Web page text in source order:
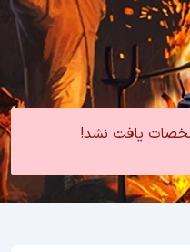
تور آلانیا تابستان
یافت نشد!